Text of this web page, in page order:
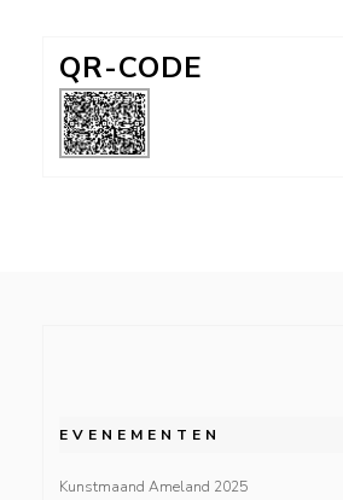
QR-CODE
EVENEMENTEN
Kunstmaand Ameland 2025